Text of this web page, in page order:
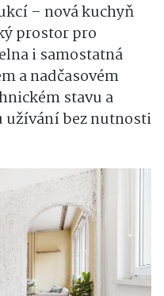
– nová kuchyň
prostor pro
i samostatná
a nadčasovém
stavu a
užívání bez nutnosti